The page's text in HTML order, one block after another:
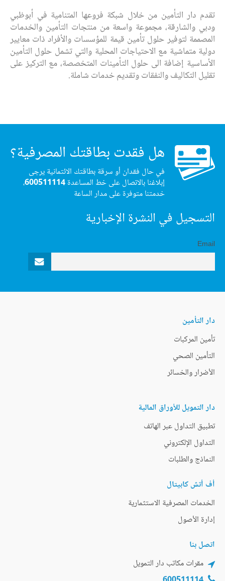
تقدم دار التأمين من خلال شبكة فروعها المتنامية في أبوظبي
ودبي والشارقة، مجموعة واسعة من منتجات التأمين والخدمات
المصممة لتوفير حلول تأمين قيمة للمؤسسات والأفراد ذات معايير
دولية متماشية مع الاحتياجات المحلية والتي تشمل حلول التأمين
الأساسية إضافة الى حلول التأمينات المتخصصة، مع التركيز على
تقليل التكاليف والنفقات وتقديم خدمات شاملة.
هل فقدت بطاقتك المصرفية؟
في حال فقدان أو سرقة بطاقتك الائتمانية يرجى
إبلاغنا بالاتصال على خط المساعدة600511114،
خدمتنا متوفرة على مدار الساعة
التسجيل في النشرة الإخبارية
Email
دار التأمين
تأمين المركبات
التأمين الصحي
الأضرار والخسائر
دار التمويل للأوراق المالية
تطبيق التداول عبر الهاتف
التداول الإلكتروني
النماذج والطلبات
أف أتش كابيتال
الخدمات المصرفية الاستثمارية
إدارة الأصول
اتصل بنا
مقرات مكاتب دار التمويل